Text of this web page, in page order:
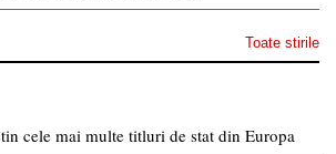
Toate stirile
cele mai multe titluri de stat din Europa